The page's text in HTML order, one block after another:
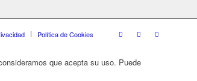
Política de Cookies
que acepta su uso. Puede